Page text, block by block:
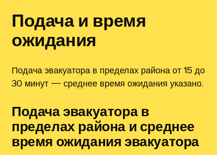
Подача и время
ожидания
Подача эвакуатора в пределах района от 15 до
30 минут — среднее время ожидания указано.
Подача эвакуатора в
пределах района и среднее
время ожидания эвакуатора